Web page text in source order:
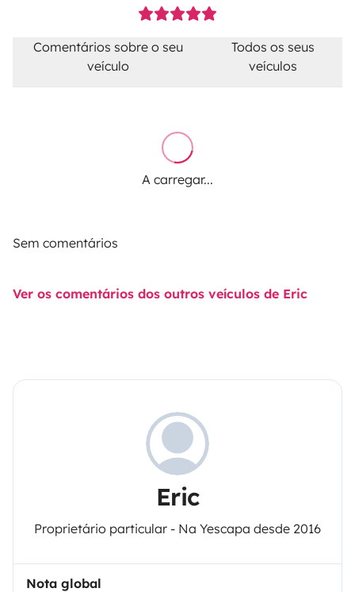
Comentários sobre o seu
veículo
Todos os seus
veículos
A carregar...
Sem comentários
Ver os comentários dos outros veículos de Eric
Eric
Proprietário particular - Na Yescapa desde 2016
Nota global